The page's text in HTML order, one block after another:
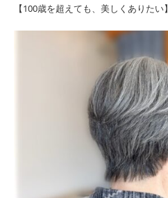
【100歳を超えても、美しくありたい】